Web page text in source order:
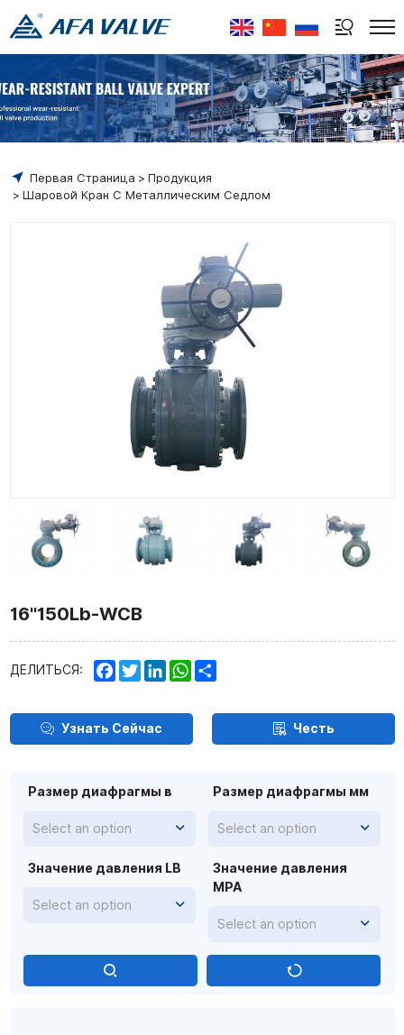
Select Language
Первая Страница
Продукция
Шаровой Кран С Металлическим Седлом
16''150Lb-WCB
ДЕЛИТЬСЯ: Facebook
TwitterLinkedInWhatsApp
Share
Узнать Сейчас Честь
Значение давления LB
Select an option
Значение давления
MPA
Select an option
Размер диафрагмы мм
Select an option
Размер диафрагмы в
Select an option